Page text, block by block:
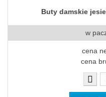
Buty damskie
w
cena
cena